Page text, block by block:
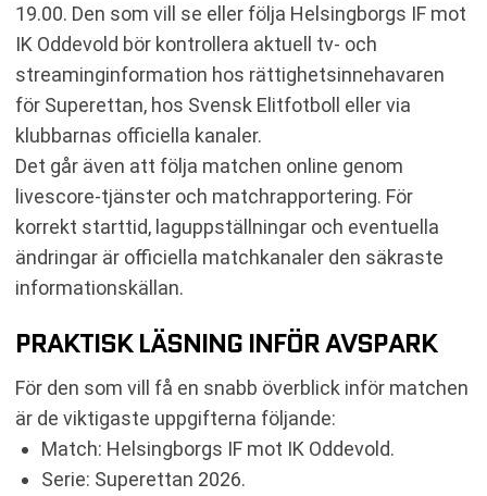
19.00. Den som vill se eller följa Helsingborgs IF mot
IK Oddevold bör kontrollera aktuell tv- och
streaminginformation hos rättighetsinnehavaren
för Superettan, hos Svensk Elitfotboll eller via
klubbarnas officiella kanaler.
Det går även att följa matchen online genom
livescore-tjänster och matchrapportering. För
korrekt starttid, laguppställningar och eventuella
ändringar är officiella matchkanaler den säkraste
informationskällan.
PRAKTISK LÄSNING INFÖR AVSPARK
För den som vill få en snabb överblick inför matchen
är de viktigaste uppgifterna följande:
Match: Helsingborgs IF mot IK Oddevold.
Serie: Superettan 2026.